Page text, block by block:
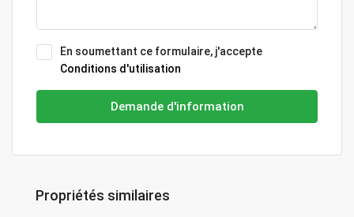
En soumettant ce formulaire, j'accepte
Conditions d'utilisation
Demande d'information
Propriétés similaires